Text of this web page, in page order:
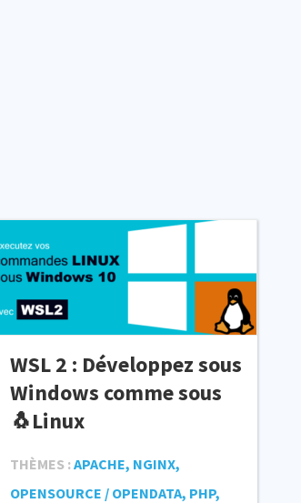
WSL 2 : Développez sous
Windows comme sous
🐧Linux
THÈMES : APACHE, NGINX,
OPENSOURCE / OPENDATA, PHP,